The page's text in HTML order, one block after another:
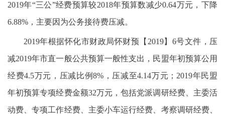
2019年“三公”经费预算较2018年预算数减少0.64万元，下降
6.88%，主要因为公务接待费压减。
2019年根据怀化市财政局怀财预【2019】6号文件，压
减2019年市直一般公共预算一般性支出，民盟年初预算公用
经费4.5万元，压减比例8%，压减至4.14万元；2019年民盟
年初预算专项经费金额32万元，包括党派调研经费、主委活
动费、专项工作经费、主委小车运行经费、考察调研经费、